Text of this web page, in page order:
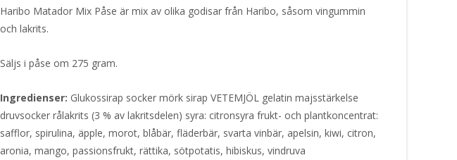
Haribo Matador Mix Påse är mix av olika godisar från Haribo, såsom vingummin
och lakrits.
Säljs i påse om 275 gram.
Ingredienser: Glukossirap socker mörk sirap VETEMJÖL gelatin majsstärkelse
druvsocker rålakrits (3 % av lakritsdelen) syra: citronsyra frukt- och plantkoncentrat:
safflor, spirulina, äpple, morot, blåbär, fläderbär, svarta vinbär, apelsin, kiwi, citron,
aronia, mango, passionsfrukt, rättika, sötpotatis, hibiskus, vindruva